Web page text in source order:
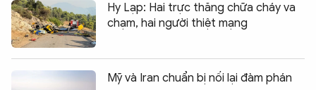
Hy Lạp: Hai trực thăng chữa cháy va
chạm, hai người thiệt mạng
Mỹ và Iran chuẩn bị nối lại đàm phán